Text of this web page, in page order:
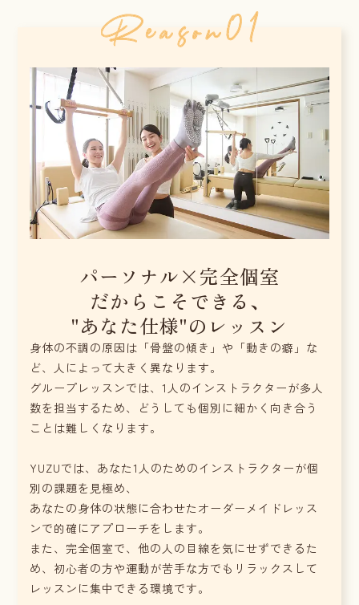
パーソナル×完全個室
だからこそできる、
"あなた仕様"のレッスン
身体の不調の原因は「骨盤の傾き」や「動きの癖」な
ど、人によって大きく異なります。
グループレッスンでは、1人のインストラクターが多人
数を担当するため、どうしても個別に細かく向き合う
ことは難しくなります。
YUZUでは、あなた1人のためのインストラクターが個
別の課題を見極め、
あなたの身体の状態に合わせたオーダーメイドレッス
ンで的確にアプローチをします。
また、完全個室で、他の人の目線を気にせずできるた
め、初心者の方や運動が苦手な方でもリラックスして
レッスンに集中できる環境です。